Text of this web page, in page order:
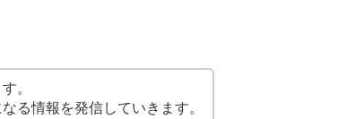
。
る情報を発信していきます。